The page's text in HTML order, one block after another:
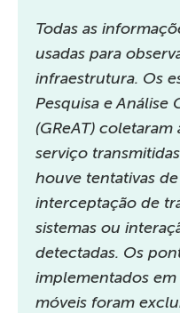
Todas as
usadas para
infraestrutura. Os
Pesquisa e Análise
(GReAT)
serviço
houve tentativas
interceptação de
sistemas ou
detectadas. Os
implementados
móveis foram